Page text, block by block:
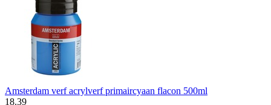
Amsterdam verf acrylverf primaircyaan flacon 500ml
18.39